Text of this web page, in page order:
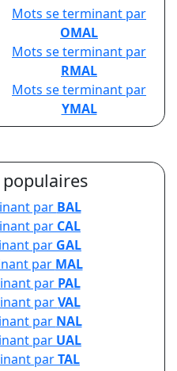
Mots se terminant par
OMAL
Mots se terminant par
RMAL
Mots se terminant par
YMAL
par BAL
par CAL
par GAL
par MAL
par PAL
parVAL
par NAL
par UAL
parTAL